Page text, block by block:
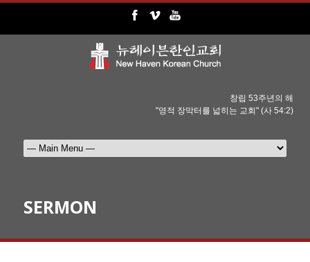
창립 53주년의 해
"영적 장막터를 넓히는 교회" (사 54:2)
SERMON